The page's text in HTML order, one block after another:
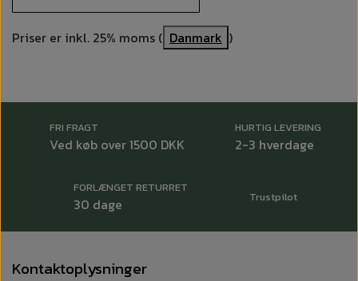
Priser er inkl. 25% moms ( Danmark )
FRI FRAGT
Ved køb over 1500 DKK
HURTIG LEVERING
2-3 hverdage
FORLÆNGET RETURRET
30 dage Trustpilot
Kontaktoplysninger